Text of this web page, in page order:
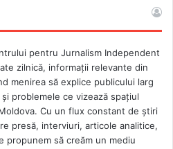
o decizie contrară intereselor
raportul dumneavoastră nu am
Alexandr Stoianoglo, deputat
replică, Liliana Vițua declarat:
furnizorul partidului de
cod [CSMA, n.a.] o astfel de
pentru Jurnalism Independent
zilnică, informații relevante din
menirea să explice publicului larg
problemele ce vizează spațiul
Cu un flux constant de ştiri
presă, interviuri, articole analitice,
propunem să creăm un mediu